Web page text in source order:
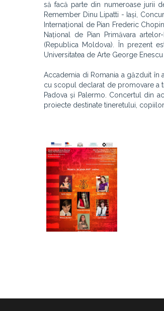
să facă parte din numeroase jurii
Remember Dinu Lipatti - Iași,
Internațional de Pian Frederic
Național de Pian Primăvara
(Republica Moldova). În prezent
Universitatea de Arte George Enescu
Accademia di Romania a găzduit în
cu scopul declarat de promovare a
Padova și Palermo. Concertul din
proiecte destinate tineretului,